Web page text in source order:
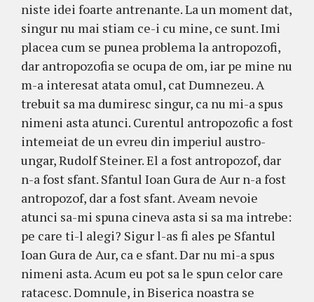
niste idei foarte antrenante. La un moment dat,
singur nu mai stiam ce-i cu mine, ce sunt. Imi
placea cum se punea problema la antropozofi,
dar antropozofia se ocupa de om, iar pe mine nu
m-a interesat atata omul, cat Dumnezeu. A
trebuit sa ma dumiresc singur, ca nu mi-a spus
nimeni asta atunci. Curentul antropozofic a fost
intemeiat de un evreu din imperiul austro-
ungar, Rudolf Steiner. El a fost antropozof, dar
n-a fost sfant. Sfantul Ioan Gura de Aur n-a fost
antropozof, dar a fost sfant. Aveam nevoie
atunci sa-mi spuna cineva asta si sa ma intrebe:
pe care ti-l alegi? Sigur l-as fi ales pe Sfantul
Ioan Gura de Aur, ca e sfant. Dar nu mi-a spus
nimeni asta. Acum eu pot sa le spun celor care
ratacesc. Domnule, in Biserica noastra se